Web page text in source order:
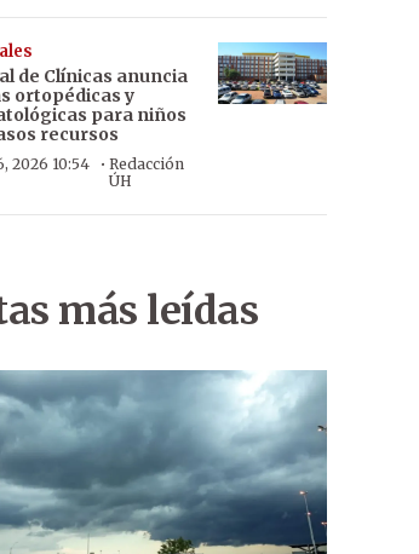
de Clínicas anuncia
ortopédicas y
para niños
recursos
2026 10:54
· Redacción
ÚH
más leídas